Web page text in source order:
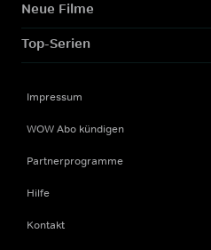
Neue Filme
Top-Serien
Impressum
WOW Abo kündigen
Partnerprogramme
Hilfe
Kontakt